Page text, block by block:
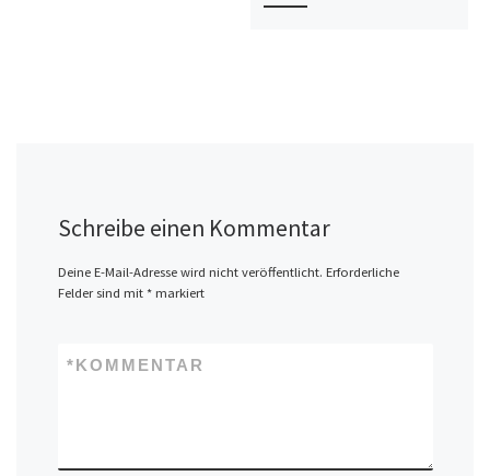
Schreibe einen Kommentar
Deine E-Mail-Adresse wird nicht veröffentlicht. Erforderliche
Felder sind mit *markiert
KOMMENTAR
*